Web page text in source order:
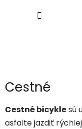
Cestné
Cestné bicyklesú
asfalte jazdiť